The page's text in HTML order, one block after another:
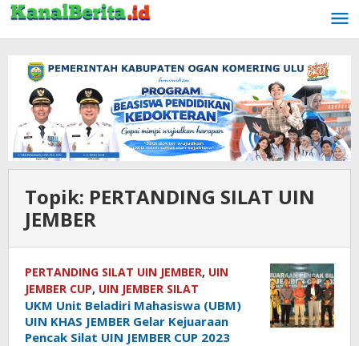
Lewati
ke
konten
Topik: PERTANDING SILAT UIN
JEMBER
PERTANDING SILAT UIN JEMBER, UIN
JEMBER CUP, UIN JEMBER SILAT
UKM Unit Beladiri Mahasiswa (UBM)
UIN KHAS JEMBER Gelar Kejuaraan
Pencak Silat UIN JEMBER CUP 2023